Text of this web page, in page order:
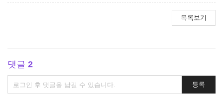
목록보기
댓글 2
댓
글
등록